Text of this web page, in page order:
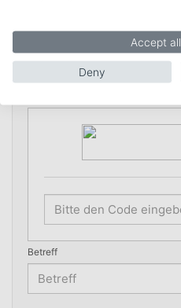
E-Mail *
Betreff
Accept
Deny